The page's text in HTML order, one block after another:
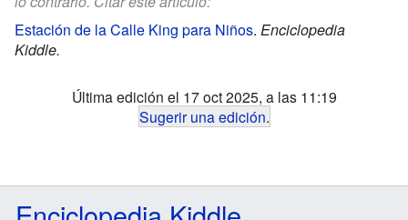
Estación de la Calle King para Niños. Enciclopedia
Kiddle.
Última edición el 17 oct 2025, a las 11:19
Sugerir una edición.